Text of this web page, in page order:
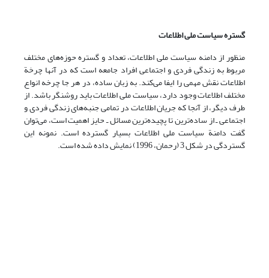
گستره سیاست ملی اطلاعات
منظور از دامنه سیاست ملی اطلاعات، تعداد و گستره حوزه‌های مختلف
مربوط به زندگی فردی و اجتماعی افراد جامعه است که در آنها چرخة
اطلاعات نقش مهمی را ایفا می‌کند. به زبان ساده، در هر جا چرخه انواع
مختلف اطلاعات وجود دارد، سیاست ملی اطلاعات باید روشنگر باشد. از
طرف دیگر، از آنجا که جریان اطلاعات در تمامی جنبه‌های زندگی فردی و
اجتماعی ـ از ساده‌ترین تا پچیده‌ترین مسائل ـ حایز اهمیت است، می‌توان
گفت دامنة سیاست ملی اطلاعات بسیار گسترده است. نمونه این
گستردگی در شکل 3 (رحمان، 1996) نمایش داده شده است.